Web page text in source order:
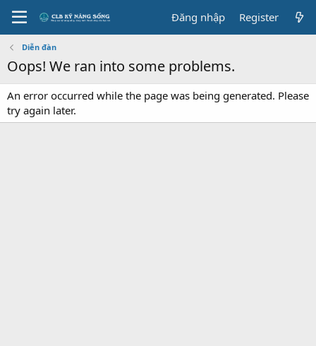
Đăng nhập Register
Diễn đàn
Oops! We ran into some problems.
An error occurred while the page was being generated. Please
try again later.